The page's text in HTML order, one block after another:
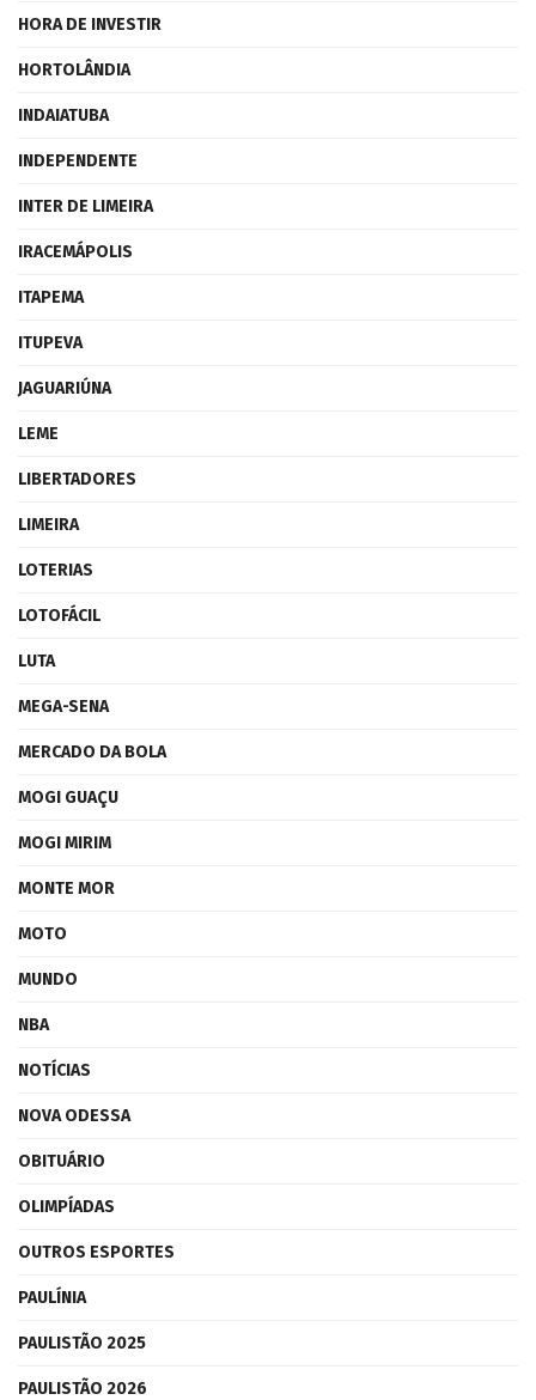
HORA DE INVESTIR
HORTOLÂNDIA
INDAIATUBA
INDEPENDENTE
INTER DE LIMEIRA
IRACEMÁPOLIS
ITAPEMA
ITUPEVA
JAGUARIÚNA
LEME
LIBERTADORES
LIMEIRA
LOTERIAS
LOTOFÁCIL
LUTA
MEGA-SENA
MERCADO DA BOLA
MOGI GUAÇU
MOGI MIRIM
MONTE MOR
MOTO
MUNDO
NBA
NOTÍCIAS
NOVA ODESSA
OBITUÁRIO
OLIMPÍADAS
OUTROS ESPORTES
PAULÍNIA
PAULISTÃO 2025
PAULISTÃO 2026